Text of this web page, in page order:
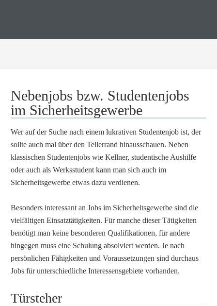
Nebenjobs bzw. Studentenjobs
im Sicherheitsgewerbe
Wer auf der Suche nach einem lukrativen Studentenjob ist, der
sollte auch mal über den Tellerrand hinausschauen. Neben
klassischen Studentenjobs wie Kellner, studentische Aushilfe
oder auch als Werksstudent kann man sich auch im
Sicherheitsgewerbe etwas dazu verdienen.
Besonders interessant an Jobs im Sicherheitsgewerbe sind die
vielfältigen Einsatztätigkeiten. Für manche dieser Tätigkeiten
benötigt man keine besonderen Qualifikationen, für andere
hingegen muss eine Schulung absolviert werden. Je nach
persönlichen Fähigkeiten und Voraussetzungen sind durchaus
Jobs für unterschiedliche Interessensgebiete vorhanden.
Türsteher